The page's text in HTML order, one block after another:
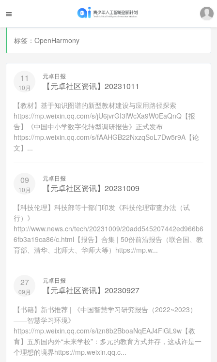
标签：OpenHarmony
11
10月
元卓日报
【元卓社区资讯】20231011
【教材】基于知识图谱的新型教材建设与应用路径探索
https://mp.weixin.qq.com/s/jU6jvrGI3lWcXa9W0EaQnQ【报
告】《中国中小学数字化转型调研报告》正式发布
https://mp.weixin.qq.com/s/fAAHGB22NxzqSoL7Dw5r9A【论
文】...
09
10月
元卓日报
【元卓社区资讯】20231009
【科技伦理】科技部等十部门印发《科技伦理审查办法（试
行）》
http://www.news.cn/tech/20231009/20add545207442ed966b6
6fb3a19ca86/c.html【报告】合集 | 50份前沿报告（联合国、教
育部、清华、北师大、华师大等）https://mp.w...
27
09月
元卓日报
【元卓社区资讯】20230927
【书籍】新书推荐 | 《中国智慧学习研究报告（2022~2023）
——智慧学习环境》
https://mp.weixin.qq.com/s/izn8b2BboaNqEAJ4FiGL9w【教
育】五所国内外“未来学校”：多元的教育方式并存，这或许是一
个理想的境界https://mp.weixin.qq.c...